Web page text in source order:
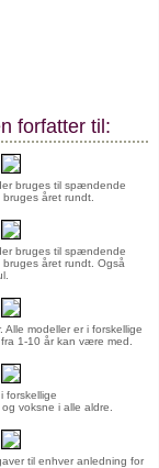
forfatter til:
bruges til spændende
året rundt.
bruges til spændende
året rundt. Også
Alle modeller er i forskellige
1-10 år kan være med.
forskellige
voksne i alle aldre.
til enhver anledning for